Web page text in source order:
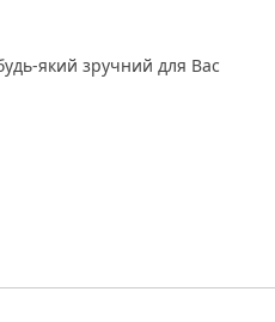
який зручний для Вас